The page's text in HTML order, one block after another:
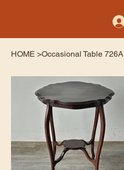
HOME >Occasional Table 726A